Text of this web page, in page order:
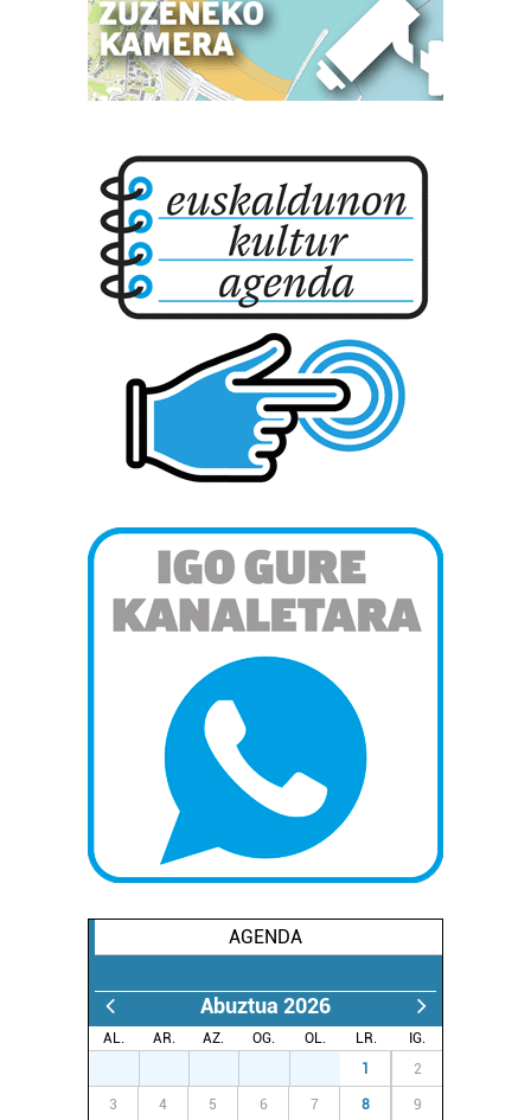
buruzko informazio gehiago eta ezarri zure lehentasunak
datuen atalean. Edozein unetan alda edo ken dezakezu
zure baimena Cookieen adierazpenean.
fitxategiak erabiltzen ditu. Zure esperientzia eta
zerbitzuak hobetzeko asmoz, cookie teknologiaz
baliatzen gara. Ohar hau onartuz gero, teknologia hori
erabiltzeko baimen esplizitua ematen diguzu.
AGENDA
Abuztua 2026
AL. AR. AZ. OG. OL. LR.
IG.
1 2
3 4 5 6 7 8 9